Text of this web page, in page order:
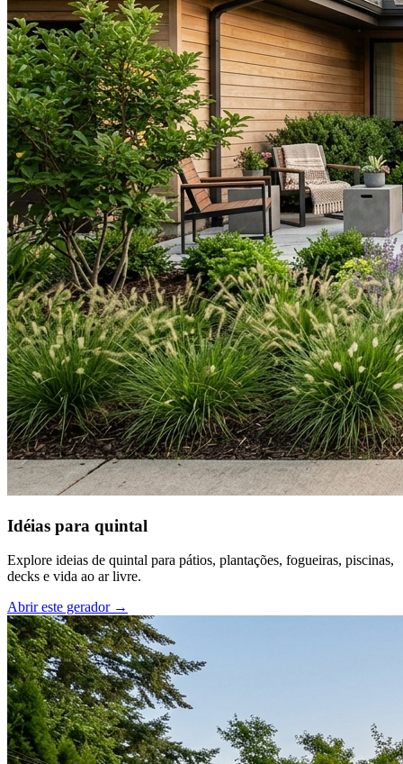
Idéias para quintal
Explore ideias de quintal para pátios, plantações, fogueiras, piscinas,
decks e vida ao ar livre.
Abrir este gerador→